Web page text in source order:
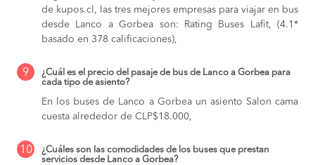
de kupos.cl, las tres mejores empresas para viajar en bus
desde Lanco a Gorbea son: Rating Buses Lafit, (4.1*
basado en 378 calificaciones),
9
¿Cuál es el precio del pasaje de bus de Lanco a Gorbea para
cada tipo de asiento?
En los buses de Lanco a Gorbea un asiento Salon cama
cuesta alrededor de CLP$18.000,
10
¿Cuáles son las comodidades de los buses que prestan
servicios desde Lanco a Gorbea?